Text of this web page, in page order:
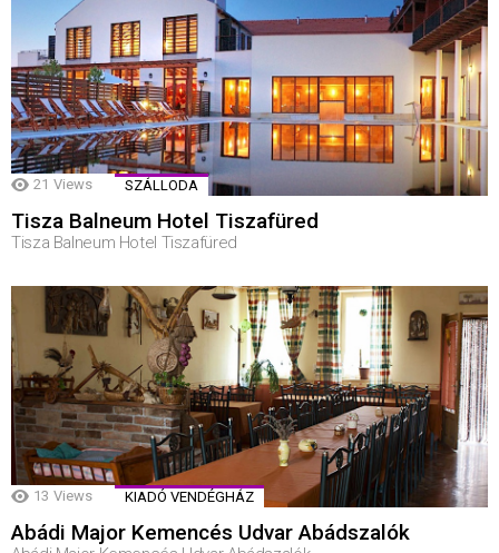
21 Views SZÁLLODA
Tisza Balneum Hotel Tiszafüred
Tisza Balneum Hotel Tiszafüred
13 Views KIADÓ VENDÉGHÁZ
Abádi Major Kemencés Udvar Abádszalók